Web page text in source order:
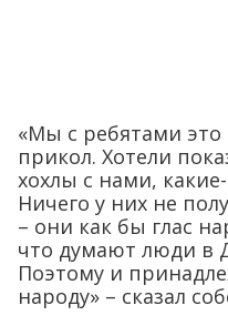
«Мы с ребятами это
прикол. Хотели
хохлы с нами,
Ничего у них не
– они как бы глас
что думают люди в
Поэтому и
народу» – сказал